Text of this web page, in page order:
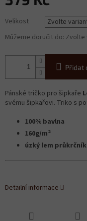
cena:
Velikost
Můžeme doručit do: Zvolte
Přidat
Pánské tričko pro šipkaře
svému šipkařovi. Triko s
100% bavlna
160g/m2
úzký lem
Detailní informace